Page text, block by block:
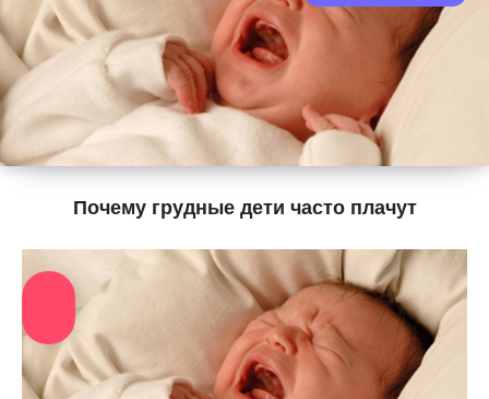
Почему грудные дети часто плачут